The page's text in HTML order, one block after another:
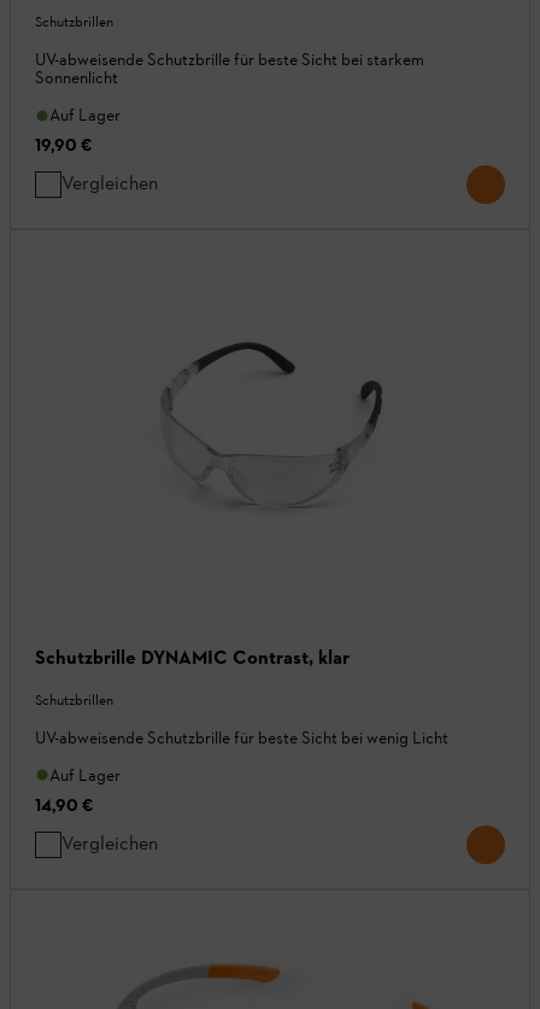
Schutzbrillen
UV-abweisende Schutzbrille für beste Sicht bei starkem
Sonnenlicht
Auf Lager
19,90 €
Vergleichen
Schutzbrille DYNAMIC Contrast, klar
Schutzbrillen
UV-abweisende Schutzbrille für beste Sicht bei wenig Licht
Auf Lager
14,90 €
Vergleichen